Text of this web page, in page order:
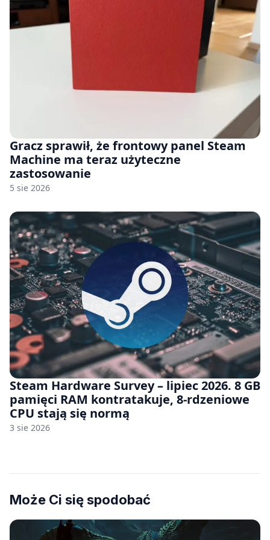
Gracz sprawił, że frontowy panel Steam
Machine ma teraz użyteczne
zastosowanie
5 sie 2026
Steam Hardware Survey – lipiec 2026. 8 GB
pamięci RAM kontratakuje, 8-rdzeniowe
CPU stają się normą
3 sie 2026
Może Ci się spodobać